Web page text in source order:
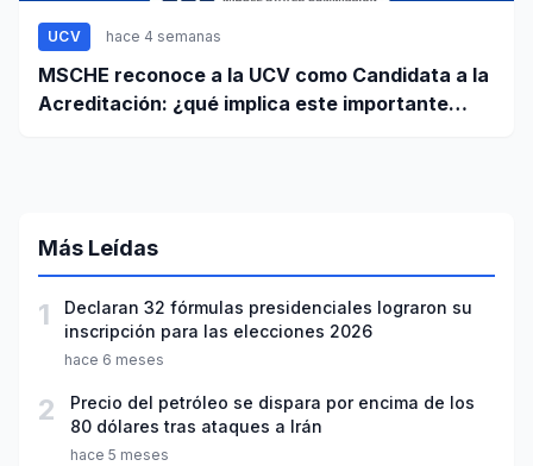
UCV hace 4 semanas
MSCHE reconoce a la UCV como Candidata a la
Acreditación: ¿qué implica este importante
Más Leídas
1
Declaran 32 fórmulas presidenciales lograron su
inscripción para las elecciones 2026
hace 6 meses
2
Precio del petróleo se dispara por encima de los
80 dólares tras ataques a Irán
hace 5 meses